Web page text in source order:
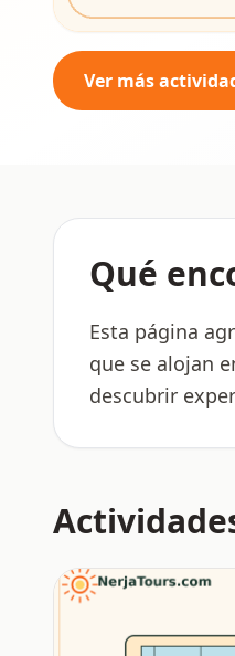
Ver más
Qué
Esta página
que se alojan
descubrir